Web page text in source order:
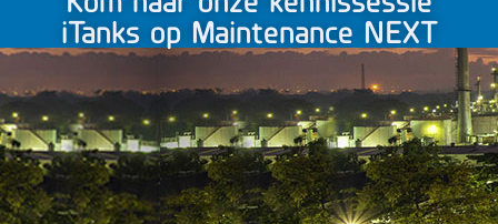
iTanks op Maintenance NEXT